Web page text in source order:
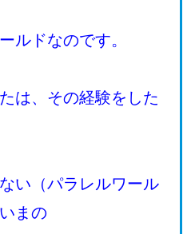
ルドなのです。
は、その経験をした
い（パラレルワール
まの